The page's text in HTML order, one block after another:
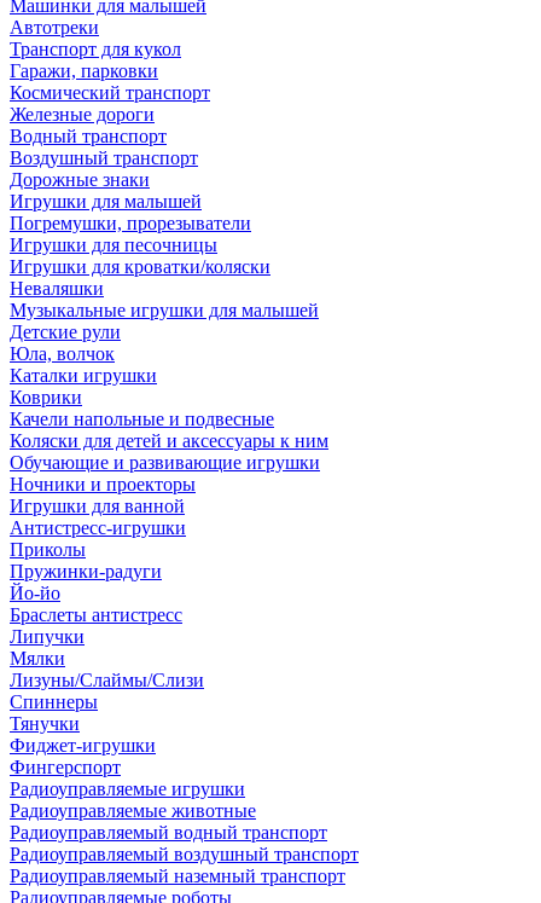
Машинки для малышей
Автотреки
Транспорт для кукол
Гаражи, парковки
Космический транспорт
Железные дороги
Водный транспорт
Воздушный транспорт
Дорожные знаки
Игрушки для малышей
Погремушки, прорезыватели
Игрушки для песочницы
Игрушки для кроватки/коляски
Неваляшки
Музыкальные игрушки для малышей
Детские рули
Юла, волчок
Каталки игрушки
Коврики
Качели напольные и подвесные
Коляски для детей и аксессуары к ним
Обучающие и развивающие игрушки
Ночники и проекторы
Игрушки для ванной
Антистресс-игрушки
Приколы
Пружинки-радуги
Йо-йо
Браслеты антистресс
Липучки
Мялки
Лизуны/Слаймы/Слизи
Спиннеры
Тянучки
Фиджет-игрушки
Фингерспорт
Радиоуправляемые игрушки
Радиоуправляемые животные
Радиоуправляемый водный транспорт
Радиоуправляемый воздушный транспорт
Радиоуправляемый наземный транспорт
Радиоуправляемые роботы